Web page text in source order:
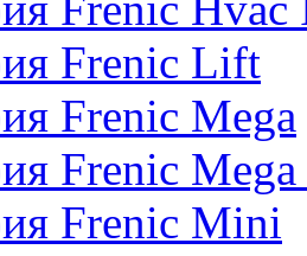
Frenic Lift
Frenic Mega
Frenic Mega
Frenic Mini